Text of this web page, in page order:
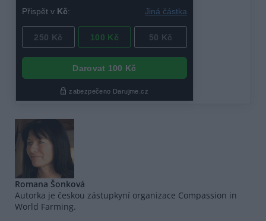
Romana Šonková
Autorka je českou zástupkyní organizace Compassion in
World Farming.